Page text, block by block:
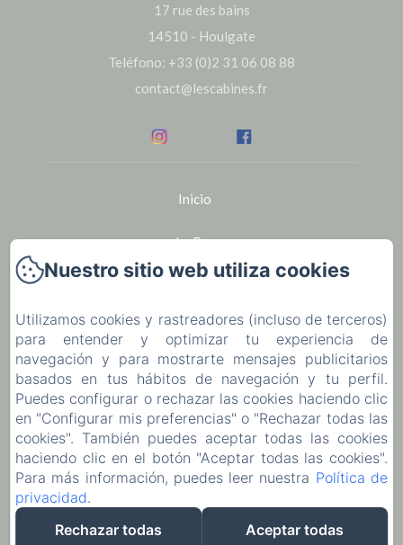
17 rue des bains
14510 - Houlgate
Teléfono: +33 (0)2 31 06 08 88
contact@lescabines.fr
Inicio
Le Bar
Alquiler de bicicletas en Houlgate
La región
Ocio
Póngase en contacto con
EN FR ES
Nuestro sitio web utiliza cookies
Utilizamos cookies y rastreadores (incluso de terceros)
para entender y optimizar tu experiencia de
navegación y para mostrarte mensajes publicitarios
basados en tus hábitos de navegación y tu perfil.
Puedes configurar o rechazar las cookies haciendo clic
en "Configurar mis preferencias" o "Rechazar todas las
cookies". También puedes aceptar todas las cookies
haciendo clic en el botón "Aceptar todas las cookies".
Para más información, puedes leer nuestra Política de
privacidad.
Rechazar todas
Aceptar todas